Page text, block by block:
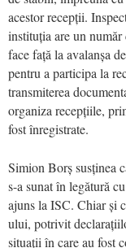
acestor recepții.
instituția are un
face față la avalanșa
pentru a participa la
transmiterea
organiza recepțiile,
fost înregistrate.
Simion Borș susținea
s-a sunat în legătură
ajuns la ISC. Chiar și
ului, potrivit
situații în care au fost